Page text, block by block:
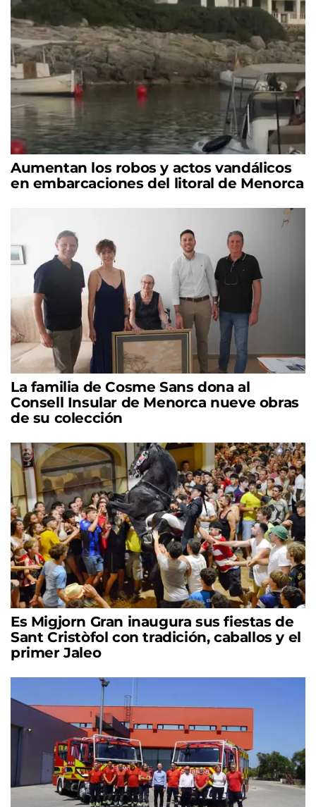
Aumentan los robos y actos vandálicos
en embarcaciones del litoral de Menorca
La familia de Cosme Sans dona al
Consell Insular de Menorca nueve obras
de su colección
Es Migjorn Gran inaugura sus fiestas de
Sant Cristòfol con tradición, caballos y el
primer Jaleo